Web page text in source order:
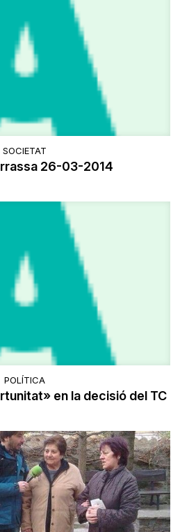
SOCIETAT
26-03-2014
POLÍTICA
en la decisió del TC